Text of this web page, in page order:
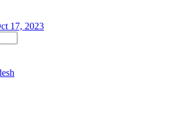
17, 2023